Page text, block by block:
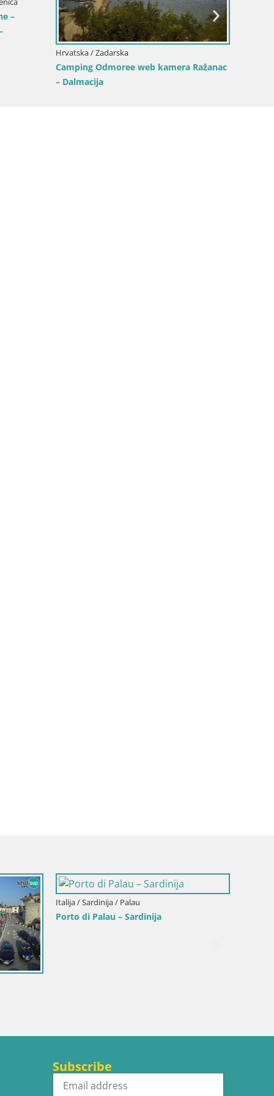
–
Hrvatska / Zadarska
Camping Odmoree web kamera Ražanac
– Dalmacija
Italija / Sardinija / Palau
Porto di Palau – Sardinija
Subscribe